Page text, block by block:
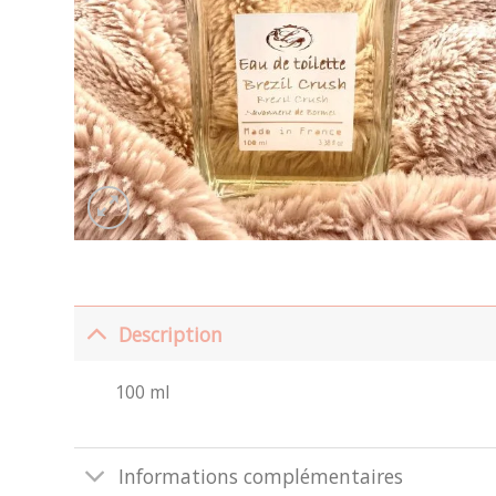
Description
100 ml
Informations complémentaires